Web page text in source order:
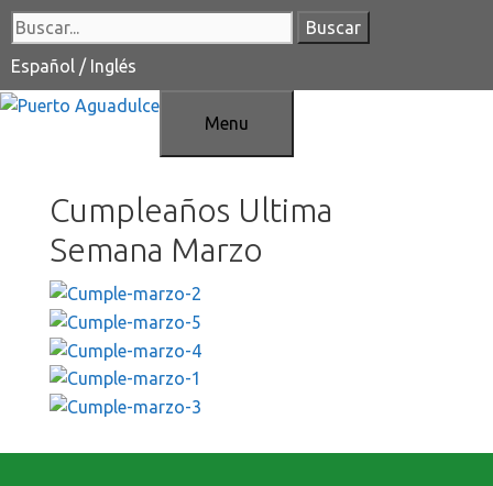
Saltar
al
contenido
Buscar:
Español / Inglés
Menu
Cumpleaños Ultima
Semana Marzo